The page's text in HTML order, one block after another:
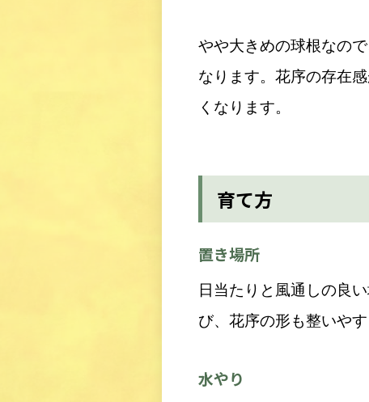
やや大きめの球根なの
なります。花序の存在
くなります。
育て方
置き場所
日当たりと風通しの良
び、花序の形も整いやす
水やり